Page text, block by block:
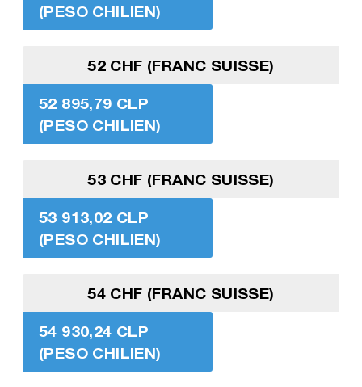
(PESO CHILIEN)
52 CHF (FRANC SUISSE)
52 895,79 CLP
(PESO CHILIEN)
53 CHF (FRANC SUISSE)
53 913,02 CLP
(PESO CHILIEN)
54 CHF (FRANC SUISSE)
54 930,24 CLP
(PESO CHILIEN)